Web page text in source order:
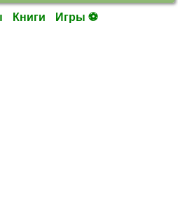
Книги Игры ⚽